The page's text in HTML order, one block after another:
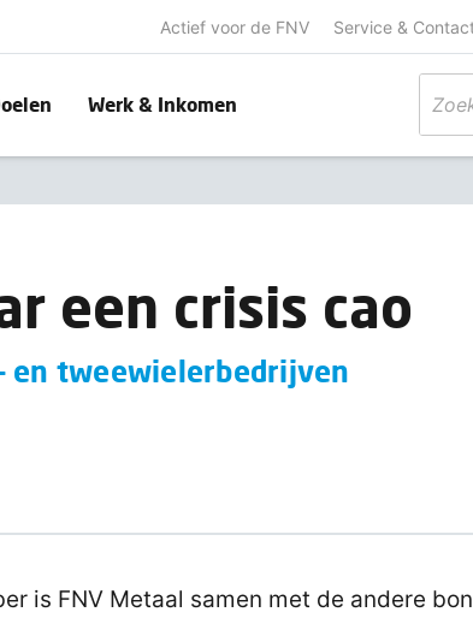
Actief voor de FNV Service &
Werk & Inkomen
een crisis cao
en tweewielerbedrijven
is FNV Metaal samen met de andere